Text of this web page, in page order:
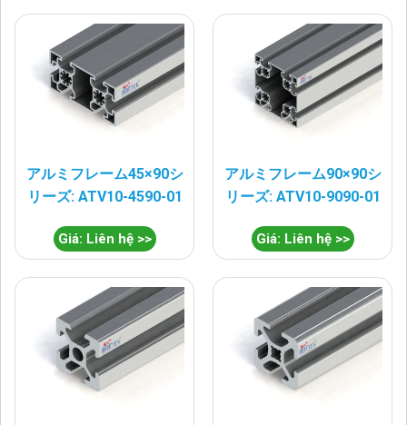
アルミフレーム45×90シ
リーズ: ATV10-4590-01
Giá: Liên hệ >>
アルミフレーム90×90シ
リーズ: ATV10-9090-01
Giá: Liên hệ >>